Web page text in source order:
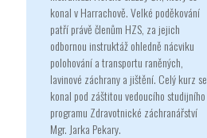
konal v Harrachově. Velké poděkování
patří právě členům HZS, za jejich
odbornou instruktáž ohledně nácviku
polohování a transportu raněných,
lavinové záchrany a jištění. Celý kurz se
konal pod záštitou vedoucího studijního
programu Zdravotnické záchranářství
Mgr. Jarka Pekary.